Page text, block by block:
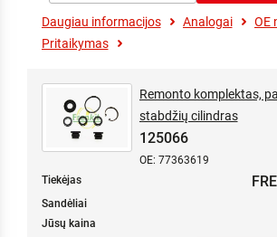
Daugiau informacijos Analogai
OE
Pritaikymas
Remonto komplektas,
stabdžių cilindras
125066
OE: 77363619
Tiekėjas
Sandėliai
Jūsų kaina